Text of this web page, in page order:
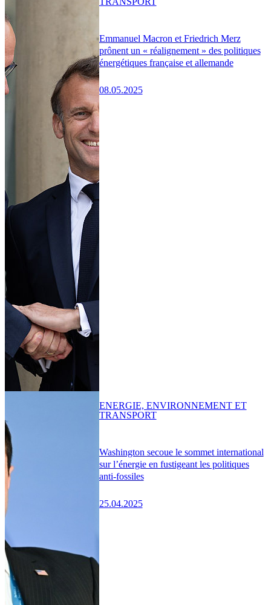
Emmanuel Macron et Friedrich Merz
prônent un « réalignement » des politiques
énergétiques française et allemande
08.05.2025
Washington secoue le sommet international
sur l’énergie en fustigeant les politiques
anti-fossiles
25.04.2025
ENERGIE, ENVIRONNEMENT ET
TRANSPORT